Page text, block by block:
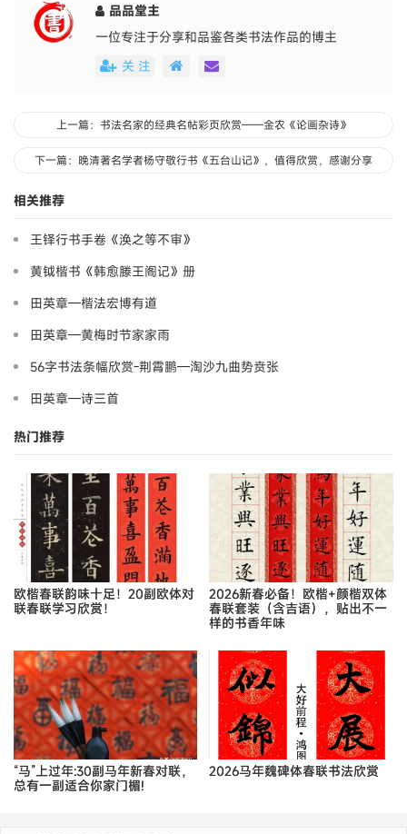
品品堂主
一位专注于分享和品鉴各类书法作品的博主
关 注
上一篇：书法名家的经典名帖彩页欣赏——金农《论画杂诗》
下一篇：晚清著名学者杨守敬行书《五台山记》，值得欣赏，感谢分享
相关推荐
王铎行书手卷《涣之等不审》
黄钺楷书《韩愈滕王阁记》册
田英章—楷法宏博有道
田英章—黄梅时节家家雨
56字书法条幅欣赏-荆霄鹏—淘沙九曲势贲张
田英章—诗三首
热门推荐
欧楷春联韵味十足！20副欧体对
联春联学习欣赏！
2026新春必备！欧楷+颜楷双体
春联套装（含吉语），贴出不一
样的书香年味
“马”上过年:30副马年新春对联，
总有一副适合你家门楣!
2026马年魏碑体春联书法欣赏